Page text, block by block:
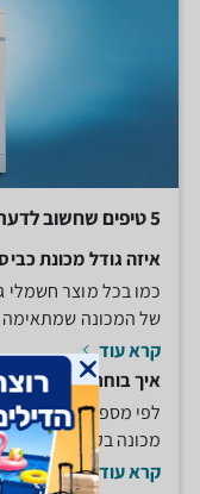
5 טיפים שחשוב לדעת לפני שקונים מכונת כביסה
איזה גודל מכונת
כמו בכל מוצר חשמלי
של המכונה
קרא עוד
איך בוחרים את
מכונה בקיבולת של 5 או 6...
קרא עוד